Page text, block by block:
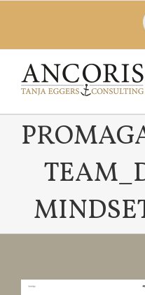
springen